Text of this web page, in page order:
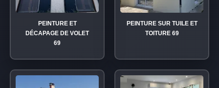
PEINTURE ET
DÉCAPAGE DE VOLET
69
PEINTURE SUR TUILE ET
TOITURE 69